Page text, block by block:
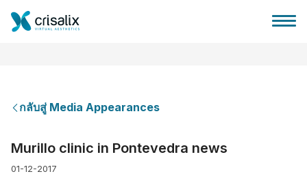
กลับสู่ Media Appearances
Murillo clinic in Pontevedra news
01-12-2017